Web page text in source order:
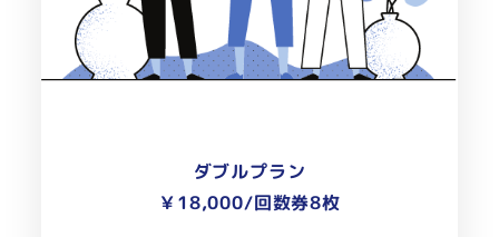
ダブルプラン
￥18,000/回数券8枚